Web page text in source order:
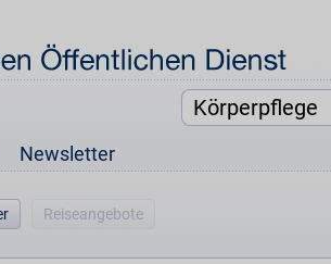
Newsletter
Reiseangebote